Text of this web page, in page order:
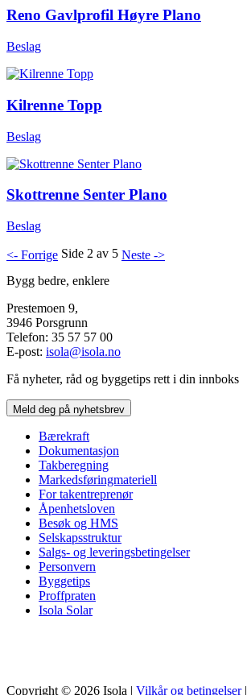
Reno Gavlprofil Høyre Plano
Beslag
Kilrenne Topp
Beslag
Skottrenne Senter Plano
Beslag
<- Forrige Side 2 av 5 Neste ->
Bygg bedre, enklere
Prestemoen 9,
3946 Porsgrunn
Telefon: 35 57 57 00
E-post: isola@isola.no
Få nyheter, råd og byggetips rett i din innboks
Meld deg på nyhetsbrev
Bærekraft
Dokumentasjon
Takberegning
Markedsføringmateriell
For takentreprenør
Åpenhetsloven
Besøk og HMS
Selskapsstruktur
Salgs- og leveringsbetingelser
Personvern
Byggetips
Proffpraten
Isola Solar
Copyright © 2026 Isola | Vilkår og betingelser|